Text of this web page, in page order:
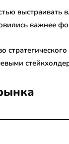
выстраивать
важнее
стратегического